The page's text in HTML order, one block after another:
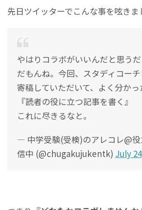
先日ツイッターでこんな事を呟きま
やはりコラボがいいんだと思う
だもんね。今回、スタディコー
寄稿していただいて、よく分かっ
『読者の役に立つ記事を書く』
これに尽きるなと。
— 中学受験(受検)のアレコレ@
信中 (@chugakujukentk) July